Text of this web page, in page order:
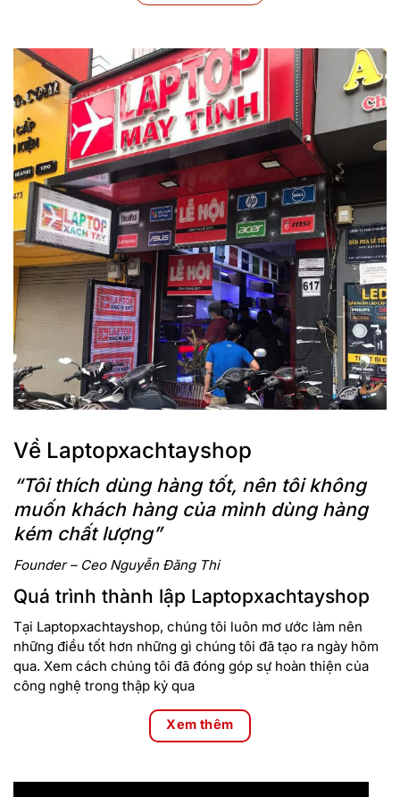
gaming ASUS TUF Gaming chính là một cái tên đáng gờm.
Tiếp nối sự thành công của những thế hệ trước –
ASUS TUF
Dash F15 FX517ZE sẽ là một cái tên đầy triển vọng và hứa
hẹn gây sốt cho cộng đồng game thủ thời gian sắp tới.
Thiết kế hiện đại
Sở hữu ngôn ngữ thiết kế hiện đại với tông màu xám đen
mạnh mẽ, cuốn hút, ASUS TUF Dash F15 FX517ZE là sự
trung hòa hoàn hảo giữa sự hầm hố, bụ bẫm vốn có của
dòng laptop chơi game với sự trẻ trung, thanh lịch phù hợp
với newbie cũng như những game thủ chuyên nghiệp.
Laptop được hoàn thiện bằng chất liệu nhôm chắc chắn, tối
ưu được một trọng lượng kha khá giúp máy tính nhẹ hơn khá
nhiều so với những đối thủ khác trên thị trường. Phần logo
TUF Gaming được đặt lệch sang một bên không những giúp
nâng cao độ thẩm mỹ cho sản phẩm mà còn tăng độ nhận
diện thương hiệu khi sử dụng.
Về Laptopxachtayshop
“Tôi thích dùng hàng tốt, nên tôi không
muốn khách hàng của mình dùng hàng
kém chất lượng”
Founder – Ceo Nguyễn Đăng Thi
Quá trình thành lập Laptopxachtayshop
Tại Laptopxachtayshop, chúng tôi luôn mơ ước làm nên
những điều tốt hơn những gì chúng tôi đã tạo ra ngày hôm
qua. Xem cách chúng tôi đã đóng góp sự hoàn thiện của
công nghệ trong thập kỷ qua
Xem thêm